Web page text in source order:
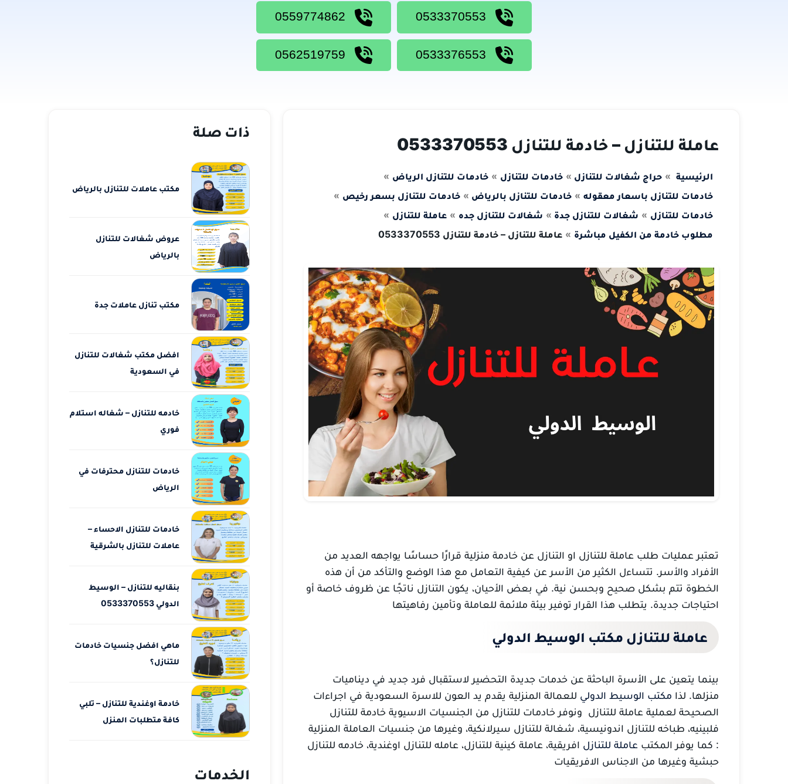
عاملة للتنازل – خادمة للتنازل 0533370553
الرئيسية حراج شغالات للتنازل خادمات للتنازل
خادمات للتنازل الرياض
خادمات للتنازل باسعار معقوله
خادمات للتنازل بالرياض
خادمات للتنازل بسعر رخيص
خادمات للتنازل
شغالات للتنازل جدة شغالات للتنازل جده
عاملة للتنازل
مطلوب خادمة من الكفيل مباشرة
عاملة للتنازل – خادمة للتنازل 0533370553
تعتبر عمليات طلب عاملة للتنازل او التنازل عن خادمة منزلية قرارًا حساسًا يواجهه العديد من
الأفراد والأسر. تتساءل الكثير من الأسر عن كيفية التعامل مع هذا الوضع والتأكد من أن هذه
الخطوة تتم بشكل صحيح وبحسن نية. في بعض الأحيان، يكون التنازل ناتجًا عن ظروف خاصة أو
احتياجات جديدة. يتطلب هذا القرار توفير بيئة ملائمة للعاملة وتأمين رفاهيتها
عاملة للتنازل مكتب الوسيط الدولي
بينما يتعين على الأسرة الباحثة عن خدمات جديدة التحضير لاستقبال فرد جديد في ديناميات
منزلها. لذا مكتب الوسيط الدولي للعمالة المنزلية يقدم يد العون للاسرة السعودية في اجراءات
الصحيحة لعملية عاملة للتنازل ونوفر خادمات للتنازل من الجنسيات الاسيوية خادمة للتنازل
فلبينيه، طباخه للتنازل اندونيسية، شغالة للتنازل سيرلانكية، وغيرها من جنسيات العاملة المنزلية
: كما يوفر المكتب عاملة للتنازل افريقية، عاملة كينية للتنازل، عامله للتنازل اوغندية، خادمه للتنازل
حبشية وغيرها من الاجناس الافريقيات
ذات صلة
مكتب عاملات للتنازل بالرياض
عروض شغالات للتنازل
بالرياض
مكتب تنازل عاملات جدة
افضل مكتب شغالات للتنازل
في السعودية
خادمه للتنازل – شغاله استلام
فوري
خادمات للتنازل محترفات في
الرياض
خادمات للتنازل الاحساء –
عاملات للتنازل بالشرقية
بنقاليه للتنازل – الوسيط
الدولي 0533370553
ماهي افضل جنسيات خادمات
للتنازل؟
خادمة اوغندية للتنازل – تلبي
كافة متطلبات المنزل
الخدمات